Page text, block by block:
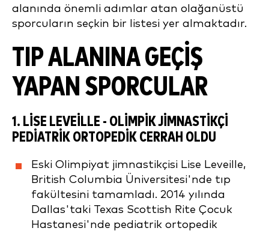
alanında önemli adımlar atan olağanüstü
sporcuların seçkin bir listesi yer almaktadır.
TIP ALANINA GEÇIŞ
YAPAN SPORCULAR
1. LISE LEVEILLE - OLIMPIK JIMNASTIKÇI
PEDIATRIK ORTOPEDIK CERRAH OLDU
Eski Olimpiyat jimnastikçisi Lise Leveille,
British Columbia Üniversitesi'nde tıp
fakültesini tamamladı. 2014 yılında
Dallas'taki Texas Scottish Rite Çocuk
Hastanesi'nde pediatrik ortopedik